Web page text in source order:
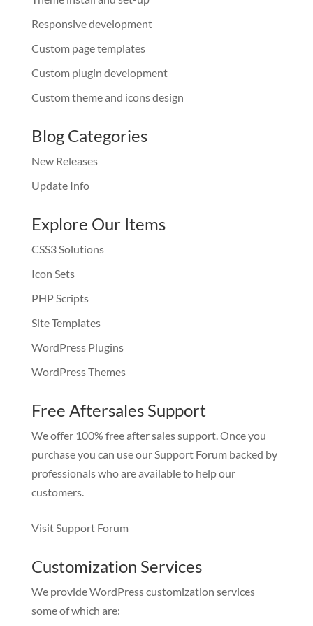
Responsive development
Custom page templates
Custom plugin development
Custom theme and icons design
Blog Categories
New Releases
Update Info
Explore Our Items
CSS3 Solutions
Icon Sets
PHP Scripts
Site Templates
WordPress Plugins
WordPress Themes
Free Aftersales Support
We offer 100% free after sales support. Once you
purchase you can use ourSupport Forumbacked by
professionals who are available to help our
customers.
Visit Support Forum
Customization Services
We provide WordPress customization services
some of which are: